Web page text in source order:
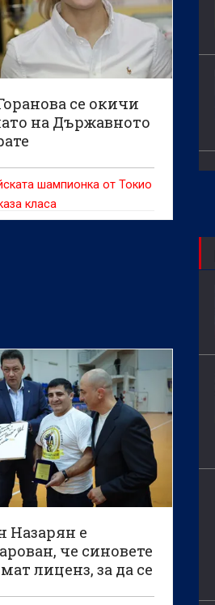
се окичи
на Държавното
шампионка от Токио
класа
Назарян е
че синовете
лиценз, за да се